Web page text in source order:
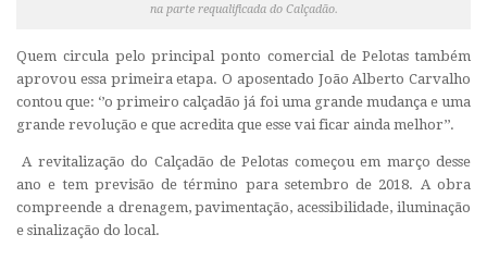
na parte requalificada do Calçadão.
Quem circula pelo principal ponto comercial de Pelotas também
aprovou essa primeira etapa. O aposentado João Alberto Carvalho
contou que: ‘’o primeiro calçadão já foi uma grande mudança e uma
grande revolução e que acredita que esse vai ficar ainda melhor’’.
A revitalização do Calçadão de Pelotas começou em março desse
ano e tem previsão de término para setembro de 2018. A obra
compreende a drenagem, pavimentação, acessibilidade, iluminação
e sinalização do local.